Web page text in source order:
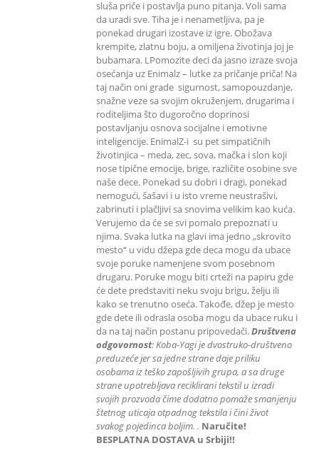
sluša priče i postavlja puno pitanja. Voli sama
da uradi sve. Tiha je i nenametljiva, pa je
ponekad drugari izostave iz igre. Obožava
krempite, zlatnu boju, a omiljena životinja joj je
bubamara. LPomozite deci da jasno izraze svoja
osećanja uz Enimalz – lutke za pričanje priča! Na
taj način oni grade sigurnost, samopouzdanje,
snažne veze sa svojim okruženjem, drugarima i
roditeljima što dugoročno doprinosi
postavljanju osnova socijalne i emotivne
inteligencije. EnimalZ-i su pet simpatičnih
životinjica – meda, zec, sova, mačka i slon koji
nose tipične emocije, brige, različite osobine sve
naše dece. Ponekad su dobri i dragi, ponekad
nemogući, šašavi i u isto vreme neustrašivi,
zabrinuti i plačljivi sa snovima velikim kao kuća.
Verujemo da će se svi pomalo prepoznati u
njima. Svaka lutka na glavi ima jedno „skrovito
mesto“ u vidu džepa gde deca mogu da ubace
svoje poruke namenjene svom posebnom
drugaru. Poruke mogu biti crteži na papiru gde
će dete predstaviti neku svoju brigu, želju ili
kako se trenutno oseća. Takođe, džep je mesto
gde dete ili odrasla osoba mogu da ubace ruku i
da na taj način postanu pripovedači.Društvena
odgovornost: Koba-Yagi je dvostruko-društveno
preduzeće jer sa jedne strane daje priliku
osobama iz teško zapošljivih grupa, a sa druge
strane upotrebljava reciklirani tekstil u izradi
svojih prozvoda čime dodatno pomaže smanjenju
štetnog uticaja otpadnog tekstila i čini život
svakog pojedinca boljim. . Naručite!
BESPLATNA DOSTAVA u Srbiji!!